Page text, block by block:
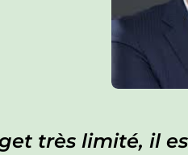
très limité, il